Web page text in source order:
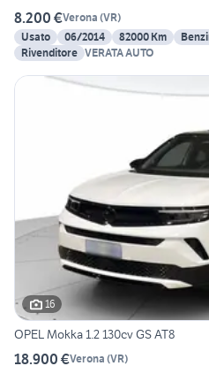
8.200 €Verona (VR)
Usato
06/2014 82000 Km
Rivenditore VERATA AUTO
16
OPEL Mokka 1.2 130cv GS AT8
18.900 €Verona (VR)